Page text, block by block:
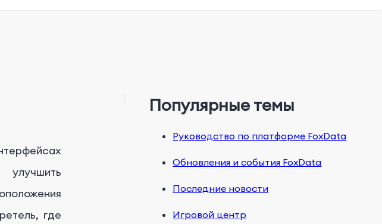
где
Популярные темы
Руководство по платформе FoxData
Обновления и события FoxData
Последние новости
Игровой центр